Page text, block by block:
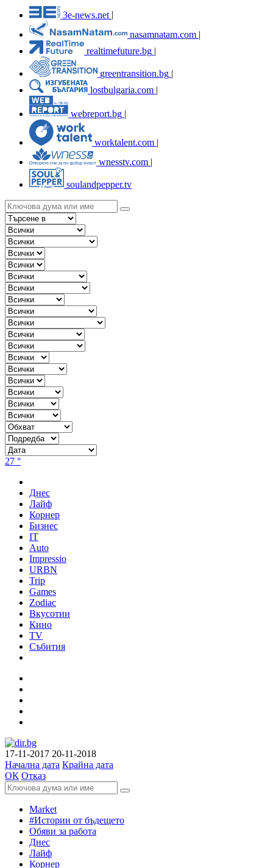
3e-news.net
nasamnatam.com |
realtimefuture.bg |
greentransition.bg |
lostbulgaria.com |
webreport.bg
worktalent.com |
wnesstv.com |
soulandpepper.tv
27 °
Днес
Лайф
Корнер
Бизнес
IT
Auto
Impressio
URBN
Trip
Games
Zodiac
Вкусотии
Кино
TV
Събития
17-11-2017 20-11-2018
Начална дата Крайна дата
ОК Отказ
Market
#Истории от бъдещето
Обяви за работа
Днес
Лайф
Корнер